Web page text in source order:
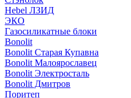
Hebel ЛЗИД
ЭКО
Газосиликатные блоки
Bonolit
Bonolit Старая Купавна
Bonolit Малоярославец
Bonolit Электросталь
Bonolit Дмитров
Поритеп